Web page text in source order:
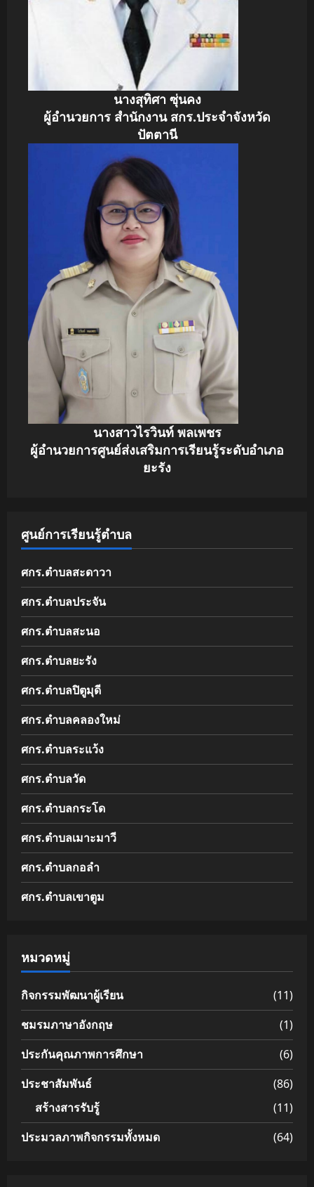
นางสุทิศา ซุ่นคง
ผู้อำนวยการ สำนักงาน สกร.ประจำจังหวัด
ปัตตานี
นางสาวไรวินท์ พลเพชร
ผู้อำนวยการศูนย์ส่งเสริมการเรียนรู้ระดับอำเภอ
ยะรัง
ศูนย์การเรียนรู้ตำบล
ศกร.ตำบลสะดาวา
ศกร.ตำบลประจัน
ศกร.ตำบลสะนอ
ศกร.ตำบลยะรัง
ศกร.ตำบลปิตูมุดี
ศกร.ตำบลคลองใหม่
ศกร.ตำบลระแว้ง
ศกร.ตำบลวัด
ศกร.ตำบลกระโด
ศกร.ตำบลเมาะมาวี
ศกร.ตำบลกอลำ
ศกร.ตำบลเขาตูม
หมวดหมู่
กิจกรรมพัฒนาผู้เรียน
(11)
ชมรมภาษาอังกฤษ
(1)
ประกันคุณภาพการศึกษา
(6)
ประชาสัมพันธ์
(86)
สร้างสารรับรู้
(11)
ประมวลภาพกิจกรรมทั้งหมด
(64)